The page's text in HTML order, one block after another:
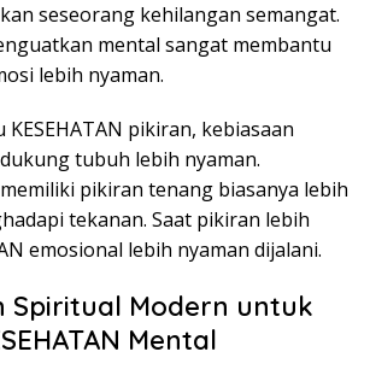
seseorang kehilangan semangat.
mental sangat membantu
lebih nyaman.
pikiran, kebiasaan
tubuh lebih nyaman.
pikiran tenang biasanya lebih
tekanan. Saat pikiran lebih
emosional lebih nyaman dijalani.
Spiritual Modern untuk
Mental